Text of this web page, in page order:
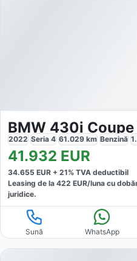
BMW 430i
2022 Seria 4 61.029 km Benzină
41.932 EUR
34.655 EUR + 21% TVA deductibil
Leasing de la 422 EUR/luna cu
juridice.
Sună WhatsApp